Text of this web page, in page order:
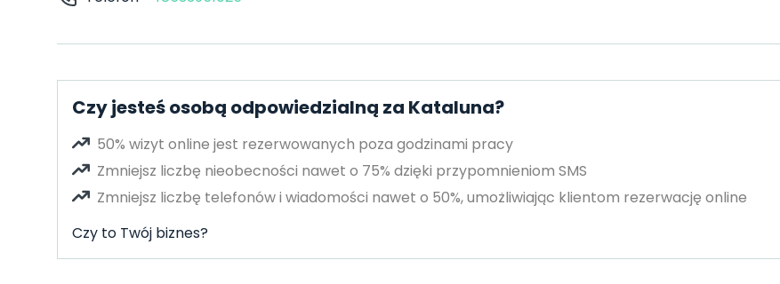
Czy jesteś osobą odpowiedzialną za Kataluna?
50% wizyt online jest rezerwowanych poza godzinami pracy
Zmniejsz liczbę nieobecności nawet o 75% dzięki przypomnieniom SMS
Zmniejsz liczbę telefonów i wiadomości nawet o 50%, umożliwiając klientom rezerwację online
Czy to Twój biznes?